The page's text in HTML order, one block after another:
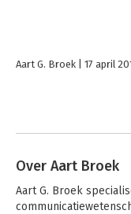
Aart G. Broek 17 april
Over Aart Broek
Aart G. Broek